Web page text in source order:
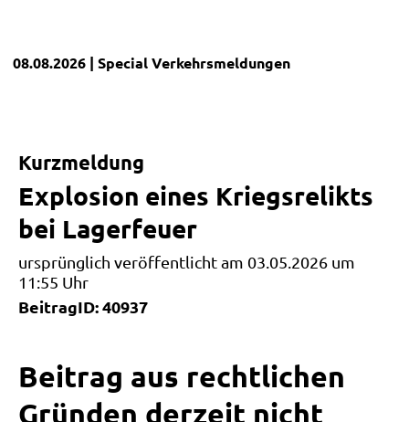
08.08.2026 | SpecialVerkehrsmeldungen
Kurzmeldung
Explosion eines Kriegsrelikts
bei Lagerfeuer
ursprünglich veröffentlicht am 03.05.2026 um
11:55 Uhr
BeitragID: 40937
Beitrag aus rechtlichen
Gründen derzeit nicht